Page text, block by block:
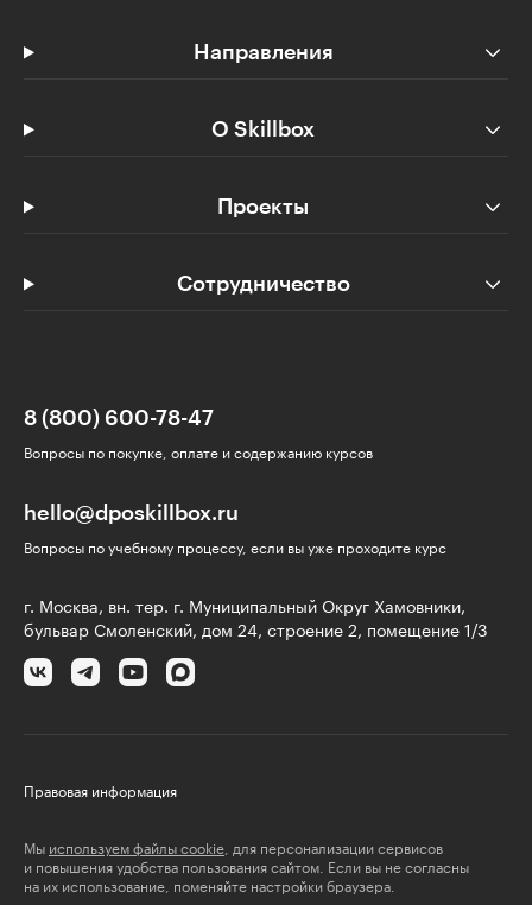
Направления
О Skillbox
Проекты
Сотрудничество
8 (800) 600-78-47
Вопросы по покупке, оплате и содержанию курсов
hello@dposkillbox.ru
Вопросы по учебному процессу, если вы уже проходите курс
г. Москва, вн. тер. г. Муниципальный Округ Хамовники,
бульвар Смоленский, дом 24, строение 2, помещение 1/3
Правовая информация
Мы используем файлы cookie , для персонализации сервисов
и повышения удобства пользования сайтом. Если вы не согласны
на их использование, поменяйте настройки браузера.